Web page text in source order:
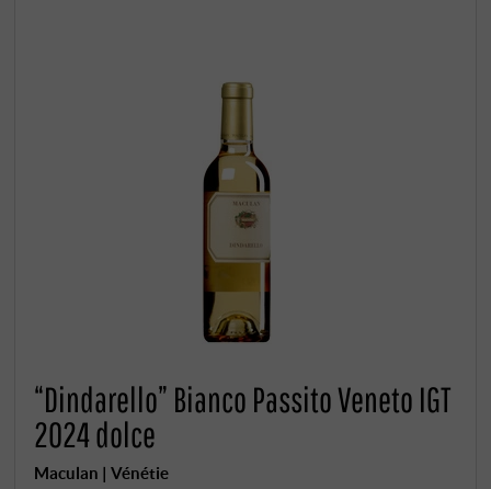
“Dindarello” Bianco Passito Veneto IGT
2024 dolce
Maculan | Vénétie